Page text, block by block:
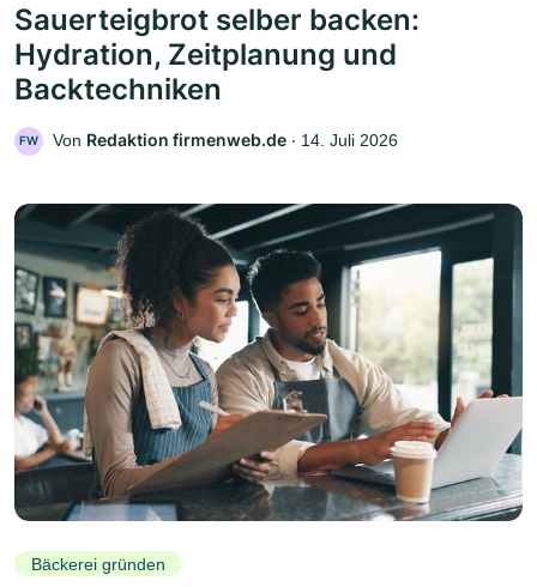
Sauerteigbrot selber backen:
Hydration, Zeitplanung und
Backtechniken
FW Von Redaktion firmenweb.de ‧ 14. Juli 2026
Bäckerei gründen